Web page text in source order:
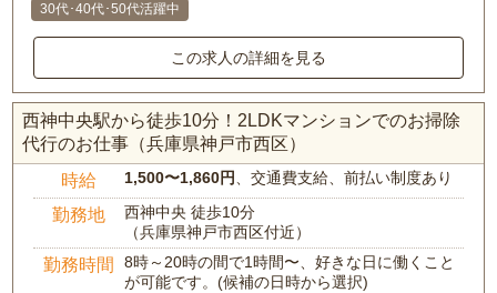
30代･40代･50代活躍中
この求人の詳細を見る
西神中央駅から徒歩10分！2LDKマンションでのお掃除
代行のお仕事（兵庫県神戸市西区）
時給 1,500〜1,860円、交通費支給、前払い制度あり
勤務地
西神中央 徒歩10分
（兵庫県神戸市西区付近）
勤務時間
8時～20時の間で1時間〜、好きな日に働くこと
が可能です。(候補の日時から選択)